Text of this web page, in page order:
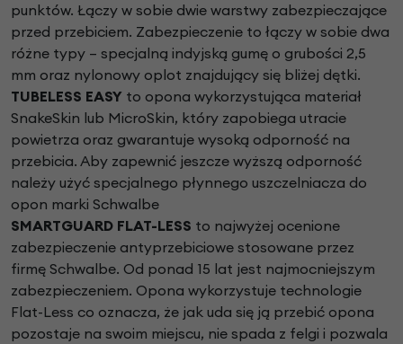
punktów. Łączy w sobie dwie warstwy zabezpieczające
przed przebiciem. Zabezpieczenie to łączy w sobie dwa
różne typy – specjalną indyjską gumę o grubości 2,5
mm oraz nylonowy oplot znajdujący się bliżej dętki.
TUBELESS EASY to opona wykorzystująca materiał
SnakeSkin lub MicroSkin, który zapobiega utracie
powietrza oraz gwarantuje wysoką odporność na
przebicia. Aby zapewnić jeszcze wyższą odporność
należy użyć specjalnego płynnego uszczelniacza do
opon marki Schwalbe
SMARTGUARD FLAT-LESS to najwyżej ocenione
zabezpieczenie antyprzebiciowe stosowane przez
firmę Schwalbe. Od ponad 15 lat jest najmocniejszym
zabezpieczeniem. Opona wykorzystuje technologie
Flat-Less co oznacza, że jak uda się ją przebić opona
pozostaje na swoim miejscu, nie spada z felgi i pozwala